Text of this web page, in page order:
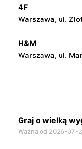
Żabka
4F
Warszawa, ul.
H&M
Warszawa, ul.
Graj o wielką
Ważna od 2026-07-